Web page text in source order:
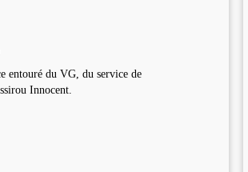
entouré du VG, du service de
Innocent.